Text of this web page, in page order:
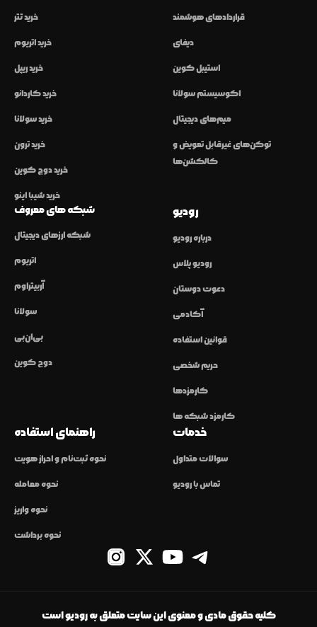
خرید تتر
خرید اتریوم
خرید ریپل
خرید کاردانو
خرید سولانا
خرید ترون
خرید دوج کوین
خرید شیبا اینو
قراردادهای هوشمند
دیفای
استیبل کوین
اکوسیستم سولانا
میم‌های دیجیتال
توکن‌های غیرقابل تعویض و
کالکشن‌ها
شبکه های معروف
شبکه ارزهای دیجیتال
اتریوم
آربیتراوم
سولانا
بی‌ان‌بی
دوج کوین
رودیو
درباره رودیو
رودیو پلاس
دعوت دوستان
آکادمی
قوانین استفاده
حریم شخصی
کارمزدها
کارمزد شبکه ها
راهنمای استفاده
نحوه ثبت‌نام و احراز هویت
نحوه معامله
نحوه واریز
نحوه برداشت
خدمات
سوالات متداول
تماس با رودیو
کلیه حقوق مادی و معنوی این سایت متعلق به رودیو است